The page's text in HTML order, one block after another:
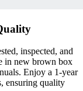
inspected, and
in new brown box
Enjoy a 1-year
ensuring quality